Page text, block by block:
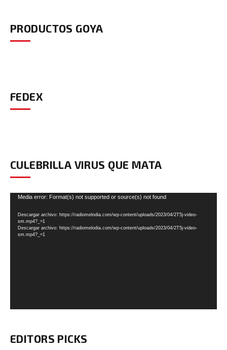
PRODUCTOS GOYA
FEDEX
CULEBRILLA VIRUS QUE MATA
Reproductor
vídeo
Media error: Format(s) not supported or source(s) not found
Descargar archivo: https://radiomelodia.com/wp-content/uploads/2023/04/2T5j-video-
sm.mp4?_=1
Descargar archivo: https://radiomelodia.com/wp-content/uploads/2023/04/2T5j-video-
sm.mp4?_=1
EDITORS PICKS